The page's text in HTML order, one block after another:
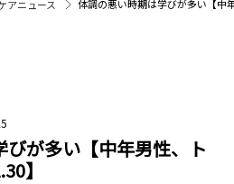
アニュース 体調の悪い時期は学びが多い【中
が多い【中年男性、ト
】